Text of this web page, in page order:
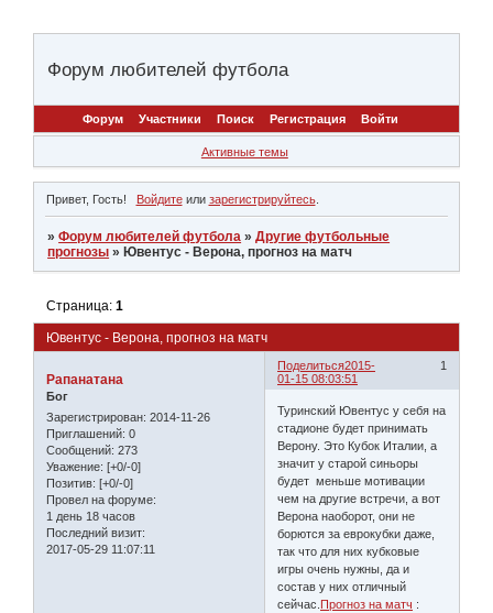
Форум любителей футбола
Форум Участники Поиск Регистрация Войти
Активные темы
Привет, Гость! Войдитеили зарегистрируйтесь.
»Форум любителей футбола »Другие футбольные
прогнозы » Ювентус - Верона, прогноз на матч
Ювентус - Верона, прогноз на матч
Страница:1
Поделиться 1
2015-
01-15 08:03:51
Рапанатана
Бог
Зарегистрирован: 2014-11-26
Приглашений: 0
Сообщений: 273
Уважение: [+0/-0]
Позитив: [+0/-0]
Провел на форуме:
1 день 18 часов
Последний визит:
2017-05-29 11:07:11
Туринский Ювентус у себя на
стадионе будет принимать
Верону. Это Кубок Италии, а
значит у старой синьоры
будет меньше мотивации
чем на другие встречи, а вот
Верона наоборот, они не
борются за еврокубки даже,
так что для них кубковые
игры очень нужны, да и
состав у них отличный
сейчас.Прогноз на матч :